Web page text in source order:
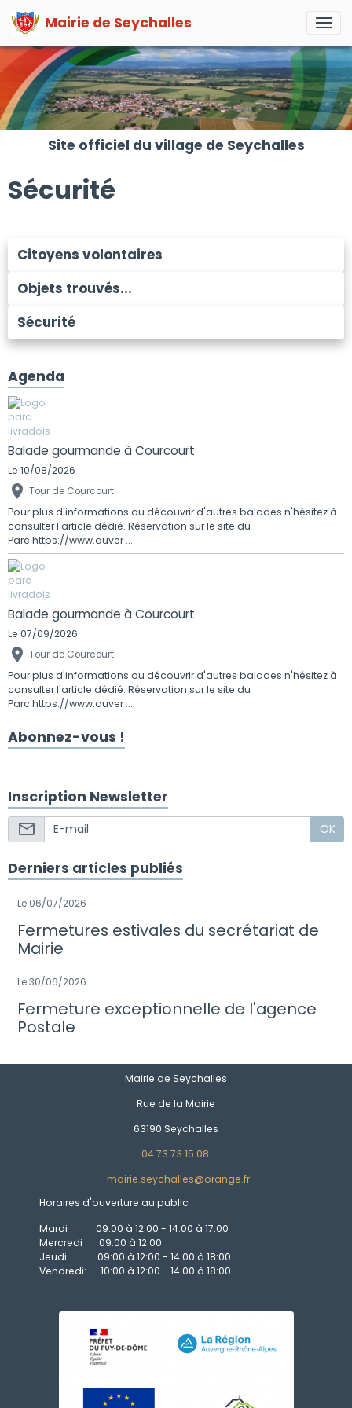
Mairie de Seychalles
Site officiel du village de Seychalles
Sécurité
Citoyens volontaires
Objets trouvés...
Sécurité
Agenda
Balade gourmande à Courcourt
Le 10/08/2026
Tour de Courcourt
Pour plus d'informations ou découvrir d'autres balades n'hésitez à
consulter l'article dédié. Réservation sur le site du
Parc https://www.auver ...
Balade gourmande à Courcourt
Le 07/09/2026
Tour de Courcourt
Pour plus d'informations ou découvrir d'autres balades n'hésitez à
consulter l'article dédié. Réservation sur le site du
Parc https://www.auver ...
Abonnez-vous !
Inscription Newsletter
OK
Derniers articles publiés
Le 06/07/2026
Fermetures estivales du secrétariat de
Mairie
Le 30/06/2026
Fermeture exceptionnelle de l'agence
Postale
Mairie de Seychalles
Rue de la Mairie
63190 Seychalles
04 73 73 15 08
mairie.seychalles@orange.fr
Horaires d'ouverture au public :
Mardi : 09:00 à 12:00 - 14:00 à 17:00
Mercredi : 09:00 à 12:00
Jeudi: 09:00 à 12:00 - 14:00 à 18:00
Vendredi: 10:00 à 12:00 - 14:00 à 18:00